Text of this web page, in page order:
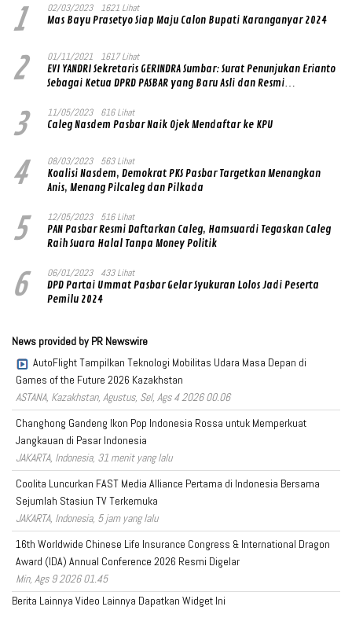
1 02/03/2023 1621 Lihat
Mas Bayu Prasetyo Siap Maju Calon Bupati Karanganyar 2024
2 01/11/2021 1617 Lihat
EVI YANDRI Sekretaris GERINDRA Sumbar: Surat Penunjukan Erianto
Sebagai Ketua DPRD PASBAR yang Baru Asli dan Resmi
3 11/05/2023 616 Lihat
Caleg Nasdem Pasbar Naik Ojek Mendaftar ke KPU
4 08/03/2023 563 Lihat
Koalisi Nasdem, Demokrat PKS Pasbar Targetkan Menangkan
Anis, Menang Pilcaleg dan Pilkada
5 12/05/2023 516 Lihat
PAN Pasbar Resmi Daftarkan Caleg, Hamsuardi Tegaskan Caleg
Raih Suara Halal Tanpa Money Politik
6 06/01/2023 433 Lihat
DPD Partai Ummat Pasbar Gelar Syukuran Lolos Jadi Peserta
Pemilu 2024
News provided by PR Newswire
AutoFlight Tampilkan Teknologi Mobilitas Udara Masa Depan di
Games of the Future 2026 Kazakhstan
ASTANA, Kazakhstan, Agustus, Sel, Ags 4 2026 00.06
Changhong Gandeng Ikon Pop Indonesia Rossa untuk Memperkuat
Jangkauan di Pasar Indonesia
JAKARTA, Indonesia, 31 menit yang lalu
Coolita Luncurkan FAST Media Alliance Pertama di Indonesia Bersama
Sejumlah Stasiun TV Terkemuka
JAKARTA, Indonesia, 5 jam yang lalu
16th Worldwide Chinese Life Insurance Congress & International Dragon
Award (IDA) Annual Conference 2026 Resmi Digelar
Min, Ags 9 2026 01.45
Berita Lainnya Video Lainnya Dapatkan Widget Ini